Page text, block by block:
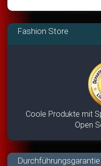
Fashion Store
Coole Produkte mit
Open
Durchführungsgarantie